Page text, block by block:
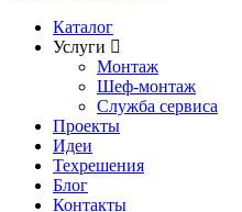
Каталог
Услуги
Монтаж
Шеф-монтаж
Служба сервиса
Проекты
Идеи
Техрешения
Блог
Контакты